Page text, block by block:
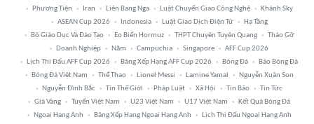
Phương Tiện
Iran Liên Bang Nga Luật Chuyển Giao Công Nghệ
Khánh Sky
ASEAN Cup 2026
Indonesia Luật Giao Dịch Điện Tử
Hạ Tầng
Bộ Giáo Dục Và Đào Tạo
Eo Biển Hormuz THPT Chuyên Tuyên Quang
Tháo Gỡ
Doanh Nghiệp
Năm Campuchia Singapore
AFF Cup 2026
Lịch Thi Đấu AFF Cup 2026
Bảng Xếp Hạng AFF Cup 2026 Bóng Đá
Báo Bóng Đá
Bóng Đá Việt Nam
Thể Thao Lionel Messi Lamine Yamal
Nguyễn Xuân Son
Nguyễn Đình Bắc
Tin Thế Giới Pháp Luật Xã Hội Tin Bão
Tin Tức
Giá Vàng
Tuyển Việt Nam U23 Việt Nam U17 Việt Nam
Kết Quả Bóng Đá
Ngoại Hạng Anh
Bảng Xếp Hạng Ngoại Hạng Anh
Lịch Thi Đấu Ngoại Hạng Anh